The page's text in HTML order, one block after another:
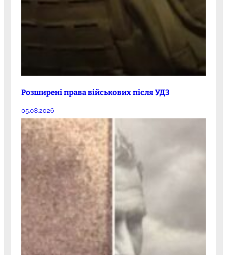
Розширені права військових після УДЗ
05.08.2026